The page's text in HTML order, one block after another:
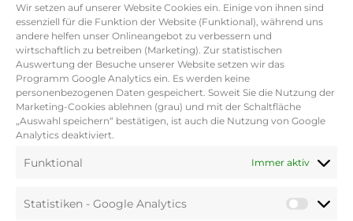
Wir setzen auf unserer Website Cookies ein. Einige von ihnen sind
essenziell für die Funktion der Website (Funktional), während uns
andere helfen unser Onlineangebot zu verbessern und
wirtschaftlich zu betreiben (Marketing). Zur statistischen
Auswertung der Besuche unserer Website setzen wir das
Programm Google Analytics ein. Es werden keine
personenbezogenen Daten gespeichert. Soweit Sie die Nutzung der
Marketing-Cookies ablehnen (grau) und mit der Schaltfläche
„Auswahl speichern“ bestätigen, ist auch die Nutzung von Google
Analytics deaktiviert.
Funktional Immer aktiv
Statistiken - Google Analytics
Das KKNEKKI Haargummi stammt aus
dem norwegischen Haus Bon Dep.
Gewebt aus über 60 Polyesterfäden unter
einer patentierten Spinn- und
Webtechnik, ist es diesem Haargummi
möglich, seine Widerstandsfähigkeit
aufrecht zu erhalten und sich gleichzeitig
Zudem ist das KKNEKKI Haargummi
Herstellungsprozess ermöglicht eine